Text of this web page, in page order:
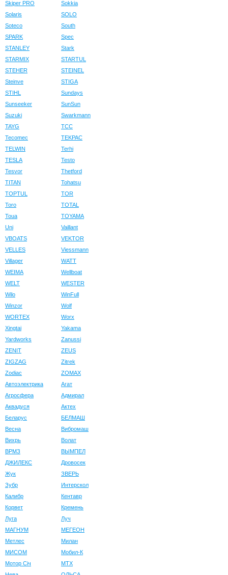
Skiper PRO
Sokkia
Solaris
SOLO
Soteco
South
SPARK
Spec
STANLEY
Stark
STARMIX
STARTUL
STEHER
STEINEL
Steinve
STIGA
STIHL
Sundays
Sunseeker
SunSun
Suzuki
Swarkmann
TAYG
TCC
Tecomec
TEKPAC
TELWIN
Terhi
TESLA
Testo
Tesvor
Thetford
TITAN
Tohatsu
TOPTUL
TOR
Toro
TOTAL
Toua
TOYAMA
Uni
Vaillant
VBOATS
VEKTOR
VELLES
Viessmann
Villager
WATT
WEIMA
Wellboat
WELT
WESTER
Wilo
WinFull
Winzor
Wolf
WORTEX
Worx
Xingtai
Yakama
Yardworks
Zanussi
ZENIT
ZEUS
ZIGZAG
Zitrek
Zodiac
ZOMAX
Автоэлектрика
Агат
Агросфера
Адмирал
Аквадуся
Актех
Беларус
БЕЛМАШ
Весна
Вибромаш
Вихрь
Волат
ВРМЗ
ВЫМПЕЛ
ДЖИЛЕКС
Дровосек
Жук
ЗВЕРЬ
Зубр
Интерскол
Калибр
Кентавр
Корвет
Кремень
Луга
Луч
МАГНУМ
МЕГЕОН
Метлес
Милан
МИСОМ
Мобил-К
Мотор Сiч
МТХ